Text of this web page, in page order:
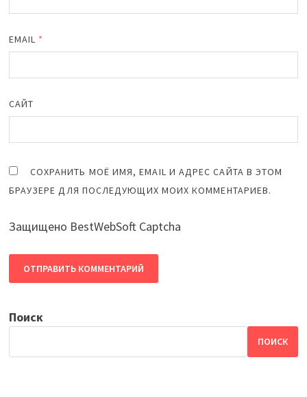
EMAIL *
САЙТ
СОХРАНИТЬ МОЁ ИМЯ, EMAIL И АДРЕС САЙТА В ЭТОМ
БРАУЗЕРЕ ДЛЯ ПОСЛЕДУЮЩИХ МОИХ КОММЕНТАРИЕВ.
Защищено BestWebSoft Captcha
Поиск
ПОИСК